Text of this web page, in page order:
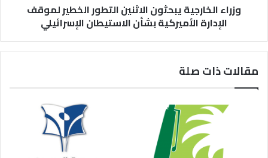
وزراء الخارجية يبحثون الاثنين التطور الخطير لموقف
الإدارة الأميركية بشأن الاستيطان الإسرائيلي
مقالات ذات صلة